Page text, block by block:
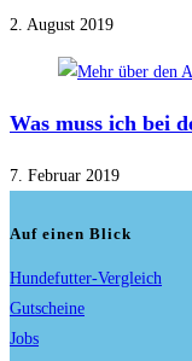
2. August 2019
Was muss ich bei
7. Februar 2019
Auf einen Blick
Hundefutter-Vergleich
Gutscheine
Jobs